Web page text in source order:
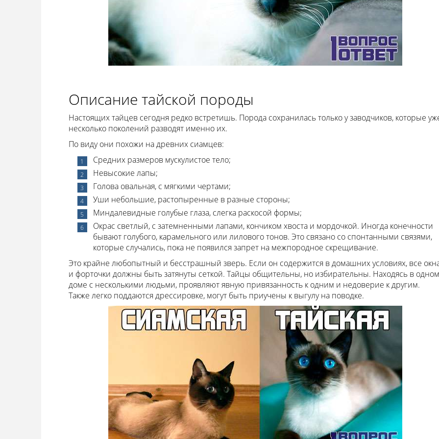
Описание тайской породы
Настоящих тайцев сегодня редко встретишь. Порода сохранилась только у заводчиков, которые
несколько поколений разводят именно их.
По виду они похожи на древних сиамцев:
Средних размеров мускулистое тело;
Невысокие лапы;
Голова овальная, с мягкими чертами;
Уши небольшие, растопыренные в разные стороны;
Миндалевидные голубые глаза, слегка раскосой формы;
Окрас светлый, с затемненными лапами, кончиком хвоста и мордочкой. Иногда конечности
бывают голубого, карамельного или лилового тонов. Это связано со спонтанными связями,
которые случались, пока не появился запрет на межпородное скрещивание.
Это крайне любопытный и бесстрашный зверь. Если он содержится в домашних условиях, все
и форточки должны быть затянуты сеткой. Тайцы общительны, но избирательны. Находясь в одном
доме с несколькими людьми, проявляют явную привязанность к одним и недоверие к другим.
Также легко поддаются дрессировке, могут быть приучены к выгулу на поводке.